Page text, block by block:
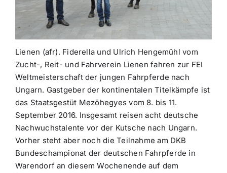
Lienen (afr). Fiderella und Ulrich Hengemühl vom
Zucht-, Reit- und Fahrverein Lienen fahren zur FEI
Weltmeisterschaft der jungen Fahrpferde nach
Ungarn. Gastgeber der kontinentalen Titelkämpfe ist
das Staatsgestüt Mezöhegyes vom 8. bis 11.
September 2016. Insgesamt reisen acht deutsche
Nachwuchstalente vor der Kutsche nach Ungarn.
Vorher steht aber noch die Teilnahme am DKB
Bundeschampionat der deutschen Fahrpferde in
Warendorf an diesem Wochenende auf dem